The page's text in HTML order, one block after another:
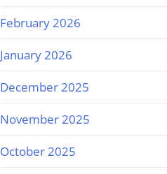
February 2026
January 2026
December 2025
November 2025
October 2025